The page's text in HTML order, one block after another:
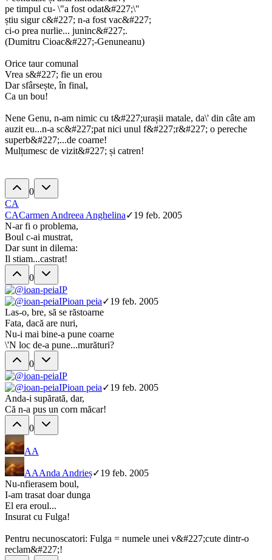
pe timpul cu- \"a fost odat&#227;\"
știu sigur c&#227; n-a fost vac&#227;
ci-o prea nurlie... juninc&#227;.
(Dumitru Cioac&#227;-Genuneanu)
Orice taur comunal
Vrea s&#227; fie un erou
Dar sfârsește, în final,
Ca un bou!
Nene Genu, n-am nimic cu t&#227;urașii matale, da\' din câte am
auzit eu...n-a sc&#227;pat nici unul f&#227;r&#227; o pereche
superb&#227;...de coarne!
Mulțumesc de vizit&#227; și catren!
0
CA
CACarmen Andreea Anghelina✓19 feb. 2005
N-ar fi o problema,
Boul c-ai mustrat,
Dar sunt in dilema:
Il stiam...castrat!
0
IP
IPioan peia✓19 feb. 2005
Las-o, bre, să se răstoarne
Fata, dacă are nuri,
Nu-i mai bine-a pune coarne
\'N loc de-a pune...murături?
0
IP
IPioan peia✓19 feb. 2005
Anda-i supărată, dar,
Că n-a pus un corn măcar!
0
AA
AAAnda Andrieș✓19 feb. 2005
Nu-nfierasem boul,
I-am trasat doar dunga
El era eroul...
Insurat cu Fulga!
Pentru necunoscatori: Fulga = numele unei v&#227;cute dintr-o
reclam&#227;!